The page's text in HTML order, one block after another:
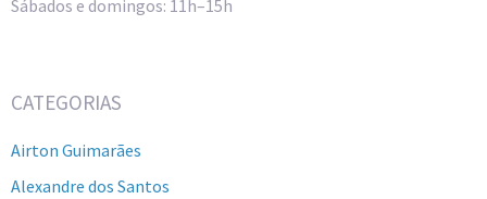
Sábados e domingos: 11h–15h
CATEGORIAS
Airton Guimarães
Alexandre dos Santos